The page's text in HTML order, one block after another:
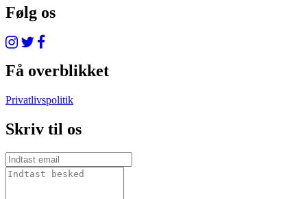
Følg os
Få overblikket
Privatlivspolitik
Skriv til os